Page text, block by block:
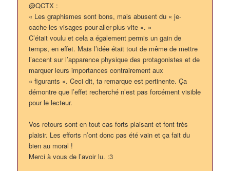
@QCTX :
« Les graphismes sont bons, mais abusent du « je-
cache-les-visages-pour-aller-plus-vite ». »
C’était voulu et cela a également permis un gain de
temps, en effet. Mais l’idée était tout de même de mettre
l’accent sur l’apparence physique des protagonistes et de
marquer leurs importances contrairement aux
« figurants ». Ceci dit, ta remarque est pertinente. Ça
démontre que l’effet recherché n’est pas forcément visible
pour le lecteur.
Vos retours sont en tout cas forts plaisant et font très
plaisir. Les efforts n’ont donc pas été vain et ça fait du
bien au moral !
Merci à vous de l’avoir lu. :3